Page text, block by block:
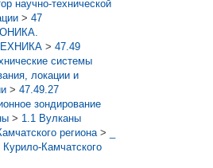
научно-технической
> 47
> 47.49
системы
локации и
> 47.49.27
зондирование
> 1.1 Вулканы
региона >
Камчатского